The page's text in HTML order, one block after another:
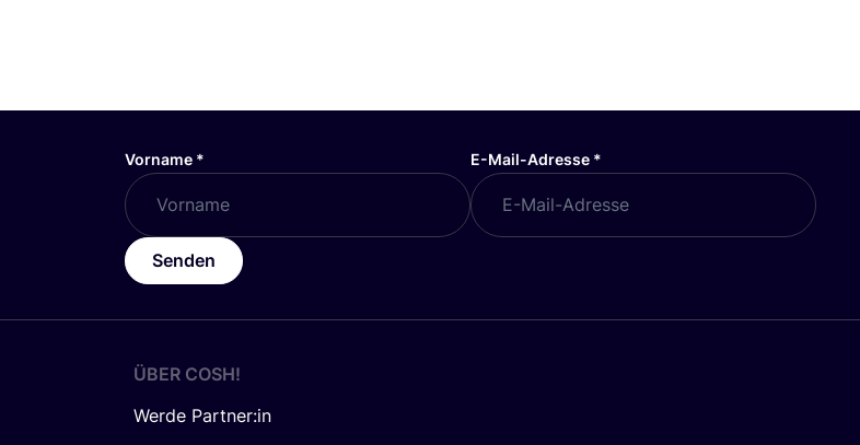
Vorname * E-Mail-Adresse *
Senden
ÜBER COSH!
Werde Partner:in